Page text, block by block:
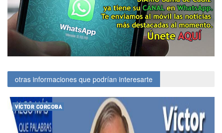
otras informaciones que podrían interesarte
VÍCTOR CORCOBA